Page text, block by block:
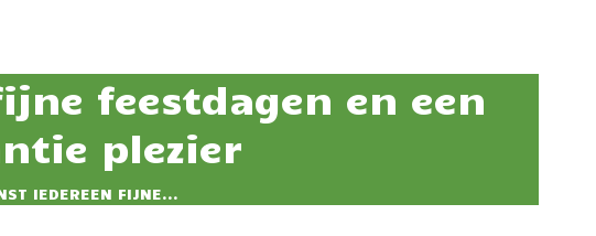
feestdagen en een
plezier
IEDEREEN FIJNE...